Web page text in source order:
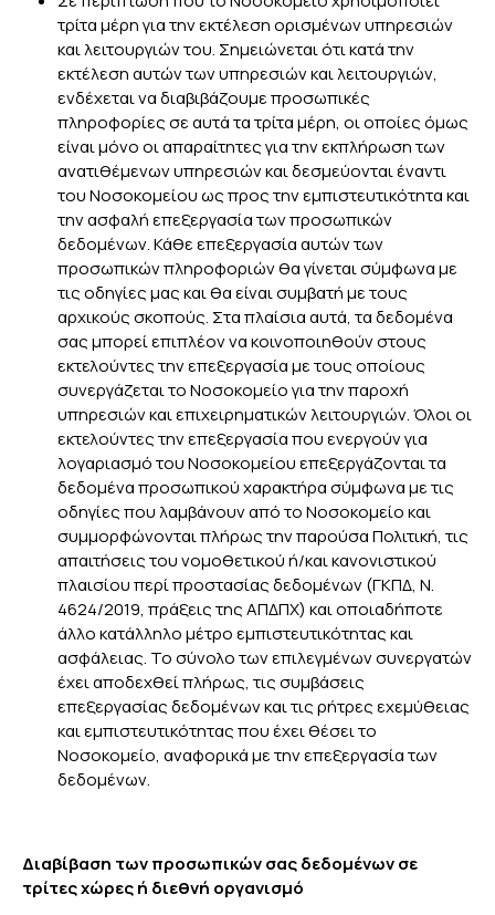
τρίτα μέρη για την εκτέλεση ορισμένων υπηρεσιών
και λειτουργιών του. Σημειώνεται ότι κατά την
εκτέλεση αυτών των υπηρεσιών και λειτουργιών,
ενδέχεται να διαβιβάζουμε προσωπικές
πληροφορίες σε αυτά τα τρίτα μέρη, οι οποίες όμως
είναι μόνο οι απαραίτητες για την εκπλήρωση των
ανατιθέμενων υπηρεσιών και δεσμεύονται έναντι
του Νοσοκομείου ως προς την εμπιστευτικότητα και
την ασφαλή επεξεργασία των προσωπικών
δεδομένων. Κάθε επεξεργασία αυτών των
προσωπικών πληροφοριών θα γίνεται σύμφωνα με
τις οδηγίες μας και θα είναι συμβατή με τους
αρχικούς σκοπούς. Στα πλαίσια αυτά, τα δεδομένα
σας μπορεί επιπλέον να κοινοποιηθούν στους
εκτελούντες την επεξεργασία με τους οποίους
συνεργάζεται το Νοσοκομείο για την παροχή
υπηρεσιών και επιχειρηματικών λειτουργιών. Όλοι οι
εκτελούντες την επεξεργασία που ενεργούν για
λογαριασμό του Νοσοκομείου επεξεργάζονται τα
δεδομένα προσωπικού χαρακτήρα σύμφωνα με τις
οδηγίες που λαμβάνουν από το Νοσοκομείο και
συμμορφώνονται πλήρως την παρούσα Πολιτική, τις
απαιτήσεις του νομοθετικού ή/και κανονιστικού
πλαισίου περί προστασίας δεδομένων (ΓΚΠΔ, Ν.
4624/2019, πράξεις της ΑΠΔΠΧ) και οποιαδήποτε
άλλο κατάλληλο μέτρο εμπιστευτικότητας και
ασφάλειας. Το σύνολο των επιλεγμένων συνεργατών
έχει αποδεχθεί πλήρως, τις συμβάσεις
επεξεργασίας δεδομένων και τις ρήτρες εχεμύθειας
και εμπιστευτικότητας που έχει θέσει το
Νοσοκομείο, αναφορικά με την επεξεργασία των
δεδομένων.
Διαβίβαση των προσωπικών σας δεδομένων σε
τρίτες χώρες ή διεθνή οργανισμό